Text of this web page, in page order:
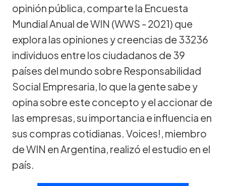
opinión pública, comparte la Encuesta
Mundial Anual de WIN (WWS - 2021) que
explora las opiniones y creencias de 33236
individuos entre los ciudadanos de 39
países del mundo sobre Responsabilidad
Social Empresaria, lo que la gente sabe y
opina sobre este concepto y el accionar de
las empresas, su importancia e influencia en
sus compras cotidianas. Voices!, miembro
de WIN en Argentina, realizó el estudio en el
país.